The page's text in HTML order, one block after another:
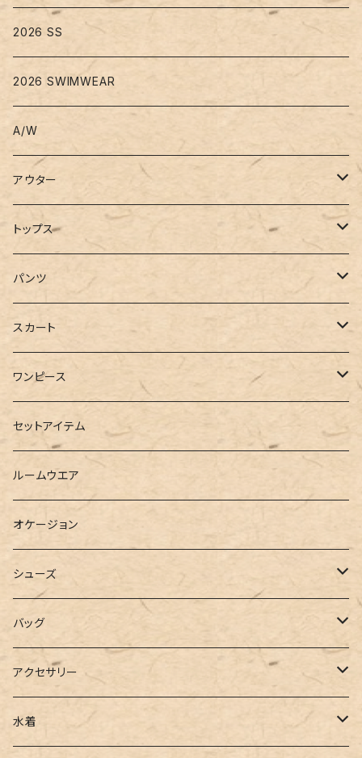
2026 SS
2026 SWIMWEAR
A/W
アウター
コート
ジャケット
ブルゾン
ロングシャツ
ダウンジャケット
ベスト
トップス
Tシャツ
カットソー
半袖
スウェット・パーカー
ニット
シャツ
ブラウス
カーディガン
ポロシャツ
ベスト
チュニック
パンツ
デニム
スキニー
ショートパンツ
ハーフパンツ
スウェット
ジャージ
スラックス
ワイドパンツ
カーゴパンツ
スカート
ロング
ミニ
その他
ワンピース
シャツワンピース
スウェットワンピース
パーカーワンピース
ニットワンピース
キャミワンピース
サロペット
オールインワン
セットアイテム
ルームウエア
オケージョン
シューズ
ブーツ
パンプス
サンダル
バッグ
トートバッグ
ショルダー
アクセサリー
その他
水着